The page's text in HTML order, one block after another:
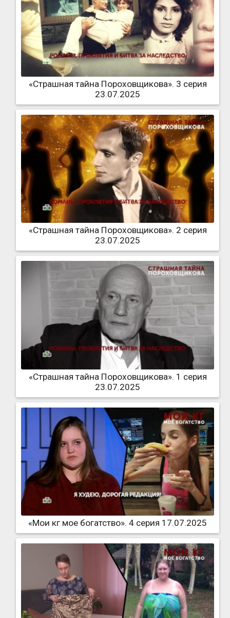
«Страшная тайна Пороховщикова». 3 серия
23.07.2025
«Страшная тайна Пороховщикова». 2 серия
23.07.2025
«Страшная тайна Пороховщикова». 1 серия
23.07.2025
«Мои кг мое богатство». 4 серия 17.07.2025